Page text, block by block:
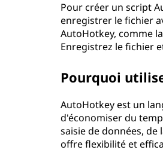
Pour créer un script
enregistrer le fichier
AutoHotkey, comme
Enregistrez le fichier
Pourquoi
AutoHotkey est un
d'économiser du
saisie de données,
offre flexibilité et